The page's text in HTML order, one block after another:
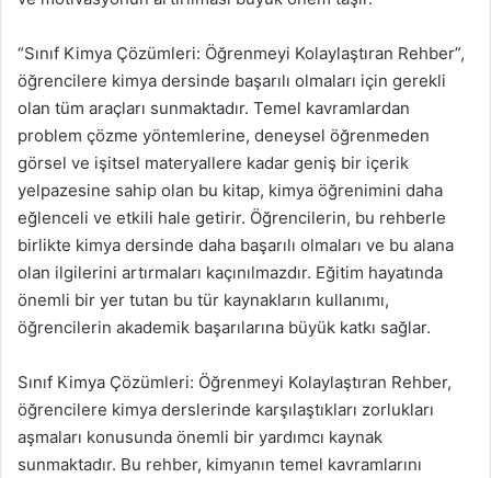
“Sınıf Kimya Çözümleri: Öğrenmeyi Kolaylaştıran Rehber”,
öğrencilere kimya dersinde başarılı olmaları için gerekli
olan tüm araçları sunmaktadır. Temel kavramlardan
problem çözme yöntemlerine, deneysel öğrenmeden
görsel ve işitsel materyallere kadar geniş bir içerik
yelpazesine sahip olan bu kitap, kimya öğrenimini daha
eğlenceli ve etkili hale getirir. Öğrencilerin, bu rehberle
birlikte kimya dersinde daha başarılı olmaları ve bu alana
olan ilgilerini artırmaları kaçınılmazdır. Eğitim hayatında
önemli bir yer tutan bu tür kaynakların kullanımı,
öğrencilerin akademik başarılarına büyük katkı sağlar.
Sınıf Kimya Çözümleri: Öğrenmeyi Kolaylaştıran Rehber,
öğrencilere kimya derslerinde karşılaştıkları zorlukları
aşmaları konusunda önemli bir yardımcı kaynak
sunmaktadır. Bu rehber, kimyanın temel kavramlarını